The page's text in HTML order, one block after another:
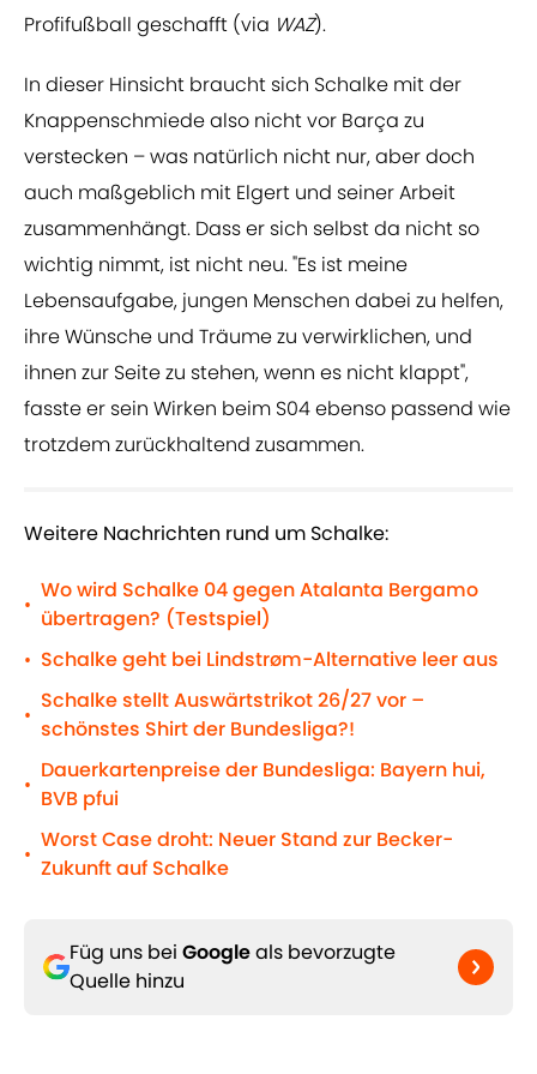
Profifußball geschafft (via WAZ).
In dieser Hinsicht braucht sich Schalke mit der
Knappenschmiede also nicht vor Barça zu
verstecken – was natürlich nicht nur, aber doch
auch maßgeblich mit Elgert und seiner Arbeit
zusammenhängt. Dass er sich selbst da nicht so
wichtig nimmt, ist nicht neu. "Es ist meine
Lebensaufgabe, jungen Menschen dabei zu helfen,
ihre Wünsche und Träume zu verwirklichen, und
ihnen zur Seite zu stehen, wenn es nicht klappt",
fasste er sein Wirken beim S04 ebenso passend wie
trotzdem zurückhaltend zusammen.
Weitere Nachrichten rund um Schalke:
•
Wo wird Schalke 04 gegen Atalanta Bergamo
übertragen? (Testspiel)
• Schalke geht bei Lindstrøm-Alternative leer aus
•
Schalke stellt Auswärtstrikot 26/27 vor –
schönstes Shirt der Bundesliga?!
•
Dauerkartenpreise der Bundesliga: Bayern hui,
BVB pfui
•
Worst Case droht: Neuer Stand zur Becker-
Zukunft auf Schalke
Füg uns bei Googleals bevorzugte
Quelle hinzu